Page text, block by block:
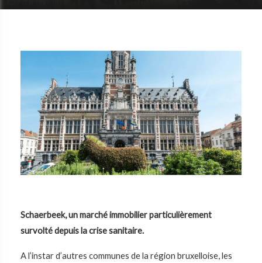
Schaerbeek, un marché immobilier particulièrement
survolté depuis la crise sanitaire.
A l’instar d’autres communes de la région bruxelloise, les